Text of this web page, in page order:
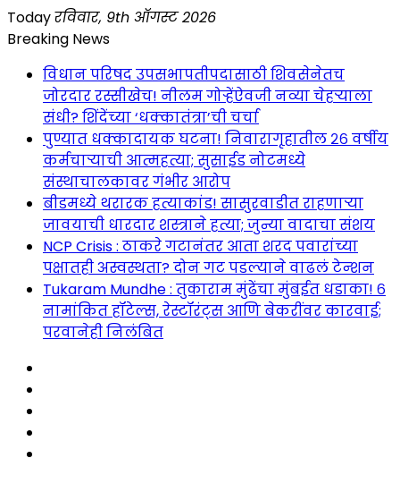
Skip
to
Todayरविवार, 9th ऑगस्ट 2026
Breaking News
विधान परिषद उपसभापतीपदासाठी शिवसेनेतच
जोरदार रस्सीखेच! नीलम गोऱ्हेंऐवजी नव्या चेहऱ्याला
संधी? शिंदेंच्या ‘धक्कातंत्रा’ची चर्चा
पुण्यात धक्कादायक घटना! निवारागृहातील २६ वर्षीय
कर्मचाऱ्याची आत्महत्या; सुसाईड नोटमध्ये
संस्थाचालकावर गंभीर आरोप
बीडमध्ये थरारक हत्याकांड! सासुरवाडीत राहणाऱ्या
जावयाची धारदार शस्त्राने हत्या; जुन्या वादाचा संशय
NCP Crisis : ठाकरे गटानंतर आता शरद पवारांच्या
पक्षातही अस्वस्थता? दोन गट पडल्याने वाढलं टेन्शन
Tukaram Mundhe : तुकाराम मुंढेंचा मुंबईत धडाका! ६
नामांकित हॉटेल्स, रेस्टॉरंट्स आणि बेकरींवर कारवाई;
परवानेही निलंबित